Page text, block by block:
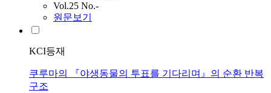
Vol.25 No.-
원문보기
KCI등재
쿠루마의 『야생동물의 투표를 기다리며』의 순환 반복
구조